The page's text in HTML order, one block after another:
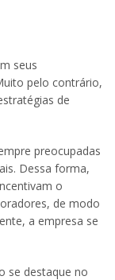
seus
pelo contrário,
de
preocupadas
Dessa forma,
o
de modo
a empresa se
se destaque no